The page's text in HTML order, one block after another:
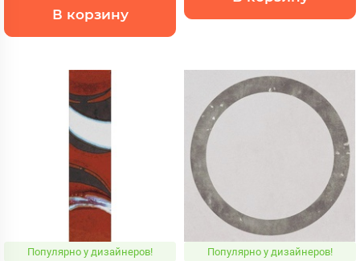
В корзину
Популярно у дизайнеров! Популярно у дизайнеров!